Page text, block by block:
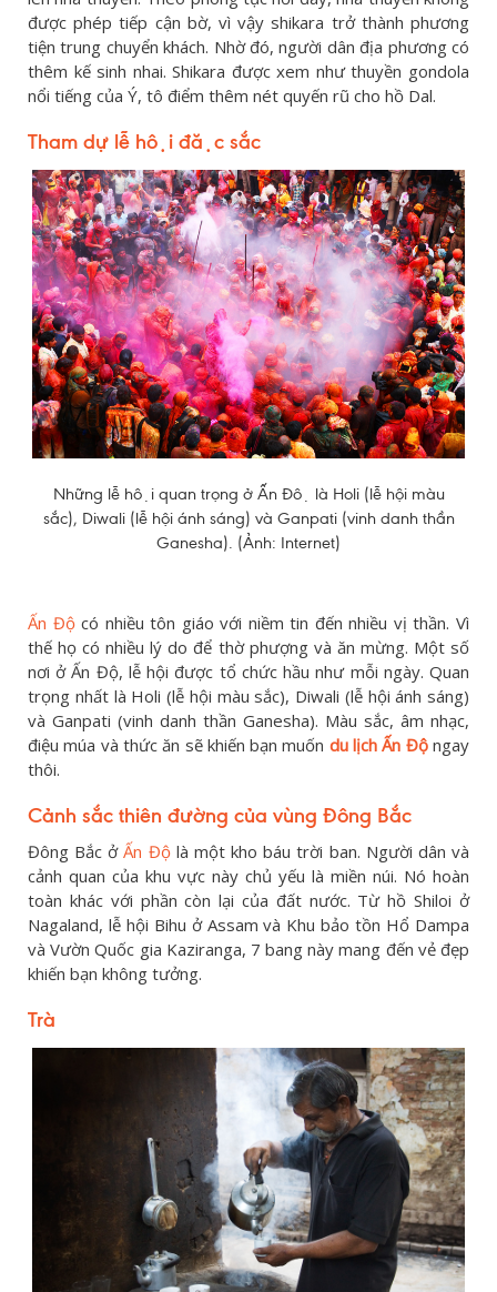
được phép tiếp cận bờ, vì vậy shikara trở thành phương
tiện trung chuyển khách. Nhờ đó, người dân địa phương có
thêm kế sinh nhai. Shikara được xem như thuyền gondola
nổi tiếng của Ý, tô điểm thêm nét quyến rũ cho hồ Dal.
Tham dự lễ hội đặc sắc
Những lễ hội quan trọng ở Ấn Độ là Holi (lễ hội màu
sắc), Diwali (lễ hội ánh sáng) và Ganpati (vinh danh thần
Ganesha). (Ảnh: Internet)
Ấn Độcó nhiều tôn giáo với niềm tin đến nhiều vị thần. Vì
thế họ có nhiều lý do để thờ phượng và ăn mừng. Một số
nơi ở Ấn Độ, lễ hội được tổ chức hầu như mỗi ngày. Quan
trọng nhất là Holi (lễ hội màu sắc), Diwali (lễ hội ánh sáng)
và Ganpati (vinh danh thần Ganesha). Màu sắc, âm nhạc,
điệu múa và thức ăn sẽ khiến bạn muốn du lịch Ấn Độngay
thôi.
Cảnh sắc thiên đường của vùng Đông Bắc
Đông Bắc ởẤn Độlà một kho báu trời ban. Người dân và
cảnh quan của khu vực này chủ yếu là miền núi. Nó hoàn
toàn khác với phần còn lại của đất nước. Từ hồ Shiloi ở
Nagaland, lễ hội Bihu ở Assam và Khu bảo tồn Hổ Dampa
và Vườn Quốc gia Kaziranga, 7 bang này mang đến vẻ đẹp
khiến bạn không tưởng.
Trà